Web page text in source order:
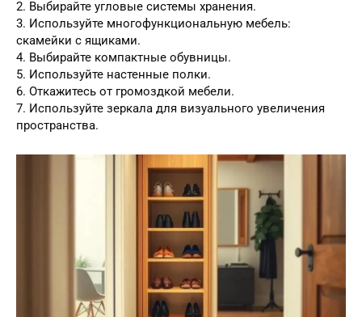
2. Выбирайте угловые системы хранения.
3. Используйте многофункциональную мебель:
скамейки с ящиками.
4. Выбирайте компактные обувницы.
5. Используйте настенные полки.
6. Откажитесь от громоздкой мебели.
7. Используйте зеркала для визуального увеличения
пространства.